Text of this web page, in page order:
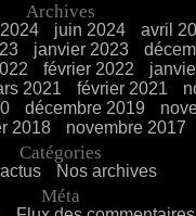
Archives
juin 2024 avril
janvier 2023
février 2022
2021 février 2021
décembre 2019
2018 novembre 2017
Catégories
Nos archives
Méta